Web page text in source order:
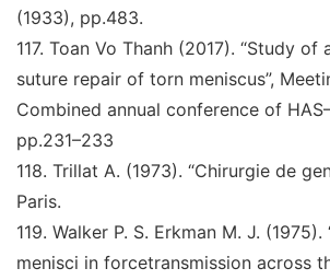
(1933), pp.483.
117. Toan Vo Thanh (2017). “Study of
suture repair of torn meniscus”,
Combined annual conference of
pp.231–233
118. Trillat A. (1973). “Chirurgie de
Paris.
119. Walker P. S. Erkman M. J. (1975).
menisci in forcetransmission across